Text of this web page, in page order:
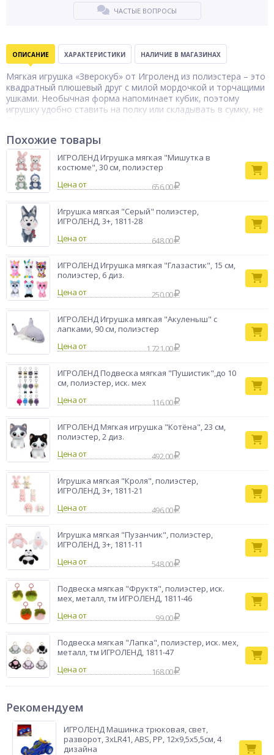
ЧАСТЫЕ ВОПРОСЫ
ОПИСАНИЕ ХАРАКТЕРИСТИКИ НАЛИЧИЕ В МАГАЗИНАХ
Мягкая игрушка «Зверокуб» от Игроленд из полиэстера – это
квадратный плюшевый друг с милой мордочкой и торчащими
ушками. Необычная форма напоминает кубик, поэтому
игрушку удобно ставить на полку или складывать в сумку, не
сжатия. Малыш может использовать его как подушку для
тихого часа, брать с собой в поездки, в гости или на
прогулки или использовать в сюжетных играх. В
ассортименте представлено 2 дизайна. Для детей старше 3-х
лет.
Похожие товары
ИГРОЛЕНД Игрушка мягкая "Мишутка в
костюме", 30 см, полиэстер
Цена от
656.00
Игрушка мягкая "Серый" полиэстер,
ИГРОЛЕНД, 3+, 1811-28
Цена от
648.00
ИГРОЛЕНД Игрушка мягкая "Глазастик", 15 см,
полиэстер, 6 диз.
Цена от
250.00
ИГРОЛЕНД Игрушка мягкая "Акуленыш" с
лапками, 90 см, полиэстер
Цена от
1 721.00
ИГРОЛЕНД Подвеска мягкая "Пушистик",до 10
см, полиэстер, иск. мех
Цена от
116.00
ИГРОЛЕНД Мягкая игрушка "Котёна", 23 см,
полиэстер, 2 диз.
Цена от
492.00
Игрушка мягкая "Кроля", полиэстер,
ИГРОЛЕНД, 3+, 1811-21
Цена от
496.00
Игрушка мягкая "Пузанчик", полиэстер,
ИГРОЛЕНД, 3+, 1811-11
Цена от
548.00
Подвеска мягкая "Фруктя", полиэстер, иск.
мех, металл, тм ИГРОЛЕНД, 1811-46
Цена от
99.00
Подвеска мягкая "Лапка", полиэстер, иск. мех,
металл, тм ИГРОЛЕНД, 1811-47
Цена от
168.00
Рекомендуем
ИГРОЛЕНД Машинка трюковая, свет,
разворот, 3хLR41, АBS, РР, 12x9,5x5,5см, 4
дизайна